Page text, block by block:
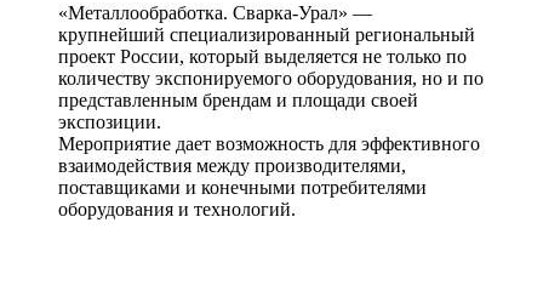
«Металлообработка. Сварка-Урал» —
крупнейший специализированный региональный
проект России, который выделяется не только по
количеству экспонируемого оборудования, но и по
представленным брендам и площади своей
экспозиции.
Мероприятие дает возможность для эффективного
взаимодействия между производителями,
поставщиками и конечными потребителями
оборудования и технологий.